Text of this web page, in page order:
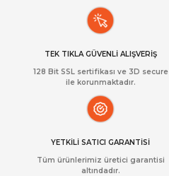
TEK TIKLA GÜVENLİ ALIŞVERİŞ
128 Bit SSL sertifikası ve 3D secure
ile korunmaktadır.
YETKİLİ SATICI GARANTİSİ
Tüm ürünlerimiz üretici garantisi
altındadır.